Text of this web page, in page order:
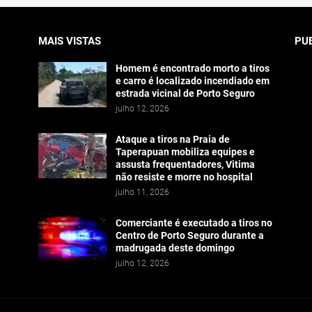
MAIS VISTAS
Homem é encontrado morto a tiros
e carro é localizado incendiado em
estrada vicinal de Porto Seguro
julho 12, 2026
Ataque a tiros na Praia de
Taperapuan mobiliza equipes e
assusta frequentadores, Vitima
não resiste e morre no hospital
julho 11, 2026
Comerciante é executado a tiros no
Centro de Porto Seguro durante a
madrugada deste domingo
julho 12, 2026